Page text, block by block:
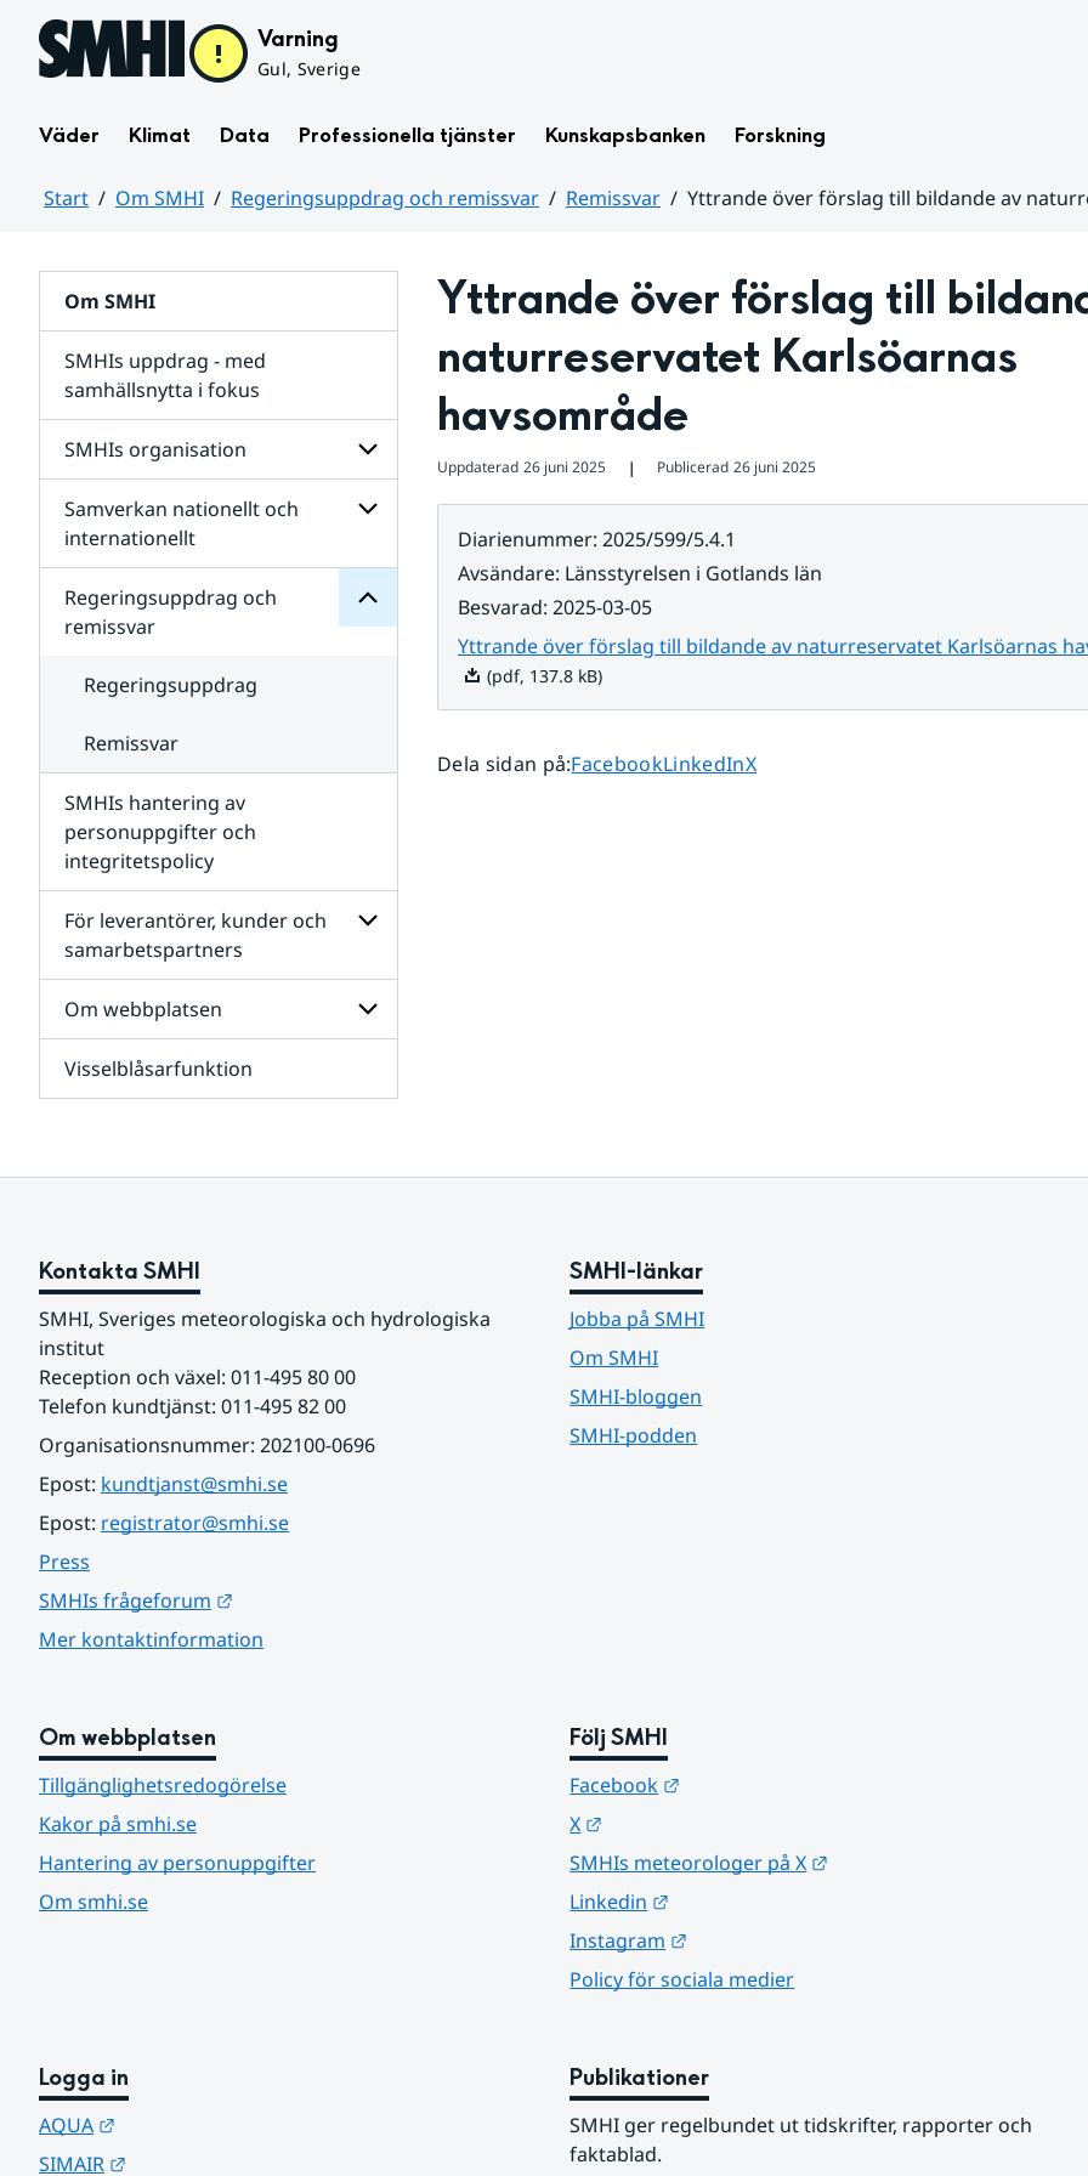
Hoppa till sidans innehåll Varning
Gul, Sverige
Väder Klimat Data Professionella tjänster Kunskapsbanken Forskning
Start Om SMHI Regeringsuppdrag och remissvar Remissvar
Yttrande över förslag till bildande av
Om SMHI
SMHIs uppdrag - med
samhällsnytta i fokus
SMHIs organisation
Undersidor
organisation
Samverkan nationellt och
internationellt
Undersidor
för
internationellt
Regeringsuppdrag och
remissvar
för
Regeringsuppdrag
remissvar
Regeringsuppdrag
Remissvar
SMHIs hantering av
personuppgifter och
integritetspolicy
För leverantörer, kunder och
samarbetspartners
Undersidor
för
och
Om webbplatsen
för
Visselblåsarfunktion
Yttrande över förslag till
naturreservatet Karlsöarnas
havsområde
Uppdaterad 26 juni 2025 ❘ Publicerad 26 juni 2025
Diarienummer: 2025/599/5.4.1
Avsändare: Länsstyrelsen i Gotlands län
Besvarad: 2025-03-05
Yttrande över förslag till bildande av naturreservatet Karlsöarnas
(pdf, 137.8 kB)
Dela sidan på:Dela sidan på
FacebookDela sidan på
LinkedInDela sidan på
X
Kontakta SMHI
SMHI, Sveriges meteorologiska och hydrologiska
institut
Reception och växel: 011-495 80 00
Telefon kundtjänst: 011-495 82 00
Organisationsnummer: 202100-0696
Epost: kundtjanst@smhi.se
Epost: registrator@smhi.se
Press
SMHIs frågeforum
Mer kontaktinformation
SMHI-länkar
Jobba på SMHI
Om SMHI
SMHI-bloggen
SMHI-podden
Om webbplatsen
Tillgänglighetsredogörelse
Kakor på smhi.se
Hantering av personuppgifter
Om smhi.se
Följ SMHI
Facebook
X
SMHIs meteorologer på X
Linkedin
Instagram
Policy för sociala medier
Logga in
AQUA
SIMAIR
Publikationer
SMHI ger regelbundet ut tidskrifter, rapporter och
faktablad.